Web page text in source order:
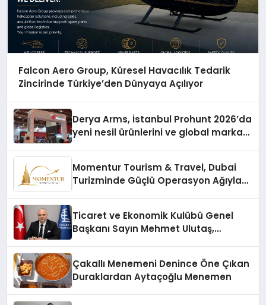
Falcon Aero Group, Küresel Havacılık Tedarik
Zincirinde Türkiye’den Dünyaya Açılıyor
Derya Arms, İstanbul Prohunt 2026’da
yeni nesil ürünlerini ve global marka
Momentur Tourism & Travel, Dubai
Turizminde Güçlü Operasyon Ağıyla
Ticaret ve Ekonomik Kulübü Genel
Başkanı Sayın Mehmet Ulutaş,
Çakallı Menemeni Denince Öne Çıkan
Duraklardan Aytaçoğlu Menemen